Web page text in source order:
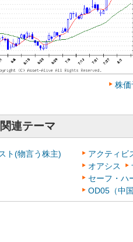
株価
連テーマ
ト(物言う株主) アクティビ
オアシス
セーフ・ハ
OD05（中